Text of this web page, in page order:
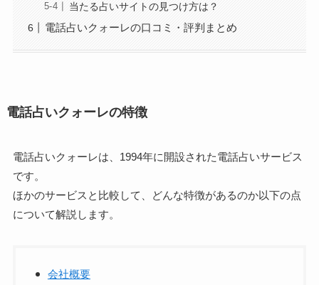
当たる占いサイトの見つけ方は？
電話占いクォーレの口コミ・評判まとめ
電話占いクォーレの特徴
電話占いクォーレは、1994年に開設された電話占いサービス
です。
ほかのサービスと比較して、どんな特徴があるのか以下の点
について解説します。
会社概要